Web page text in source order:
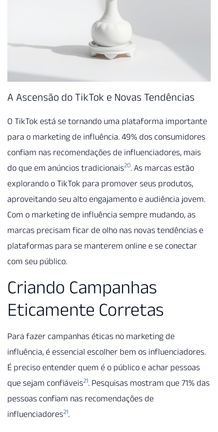
A Ascensão do TikTok e Novas Tendências
O TikTok está se tornando uma plataforma importante
para o marketing de influência. 49% dos consumidores
confiam nas recomendações de influenciadores, mais
do que em anúncios tradicionais20. As marcas estão
explorando o TikTok para promover seus produtos,
aproveitando seu alto engajamento e audiência jovem.
Com o marketing de influência sempre mudando, as
marcas precisam ficar de olho nas novas tendências e
plataformas para se manterem online e se conectar
com seu público.
Criando Campanhas
Eticamente Corretas
Para fazer campanhas éticas no marketing de
influência, é essencial escolher bem os influenciadores.
É preciso entender quem é o público e achar pessoas
que sejam confiáveis21. Pesquisas mostram que 71% das
pessoas confiam nas recomendações de
influenciadores21.